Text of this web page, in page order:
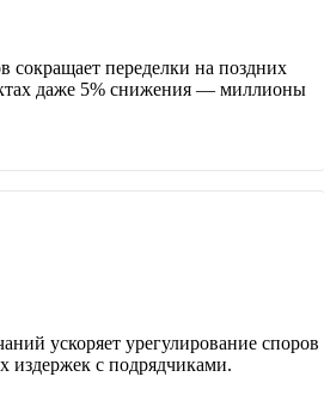
сокращает переделки на поздних
даже 5% снижения — миллионы
ускоряет урегулирование споров
издержек с подрядчиками.